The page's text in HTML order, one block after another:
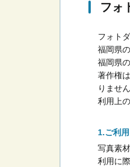
フォ
フォト
福岡県
福岡県
著作権
りません
利用上
ご利
写真素
利用に